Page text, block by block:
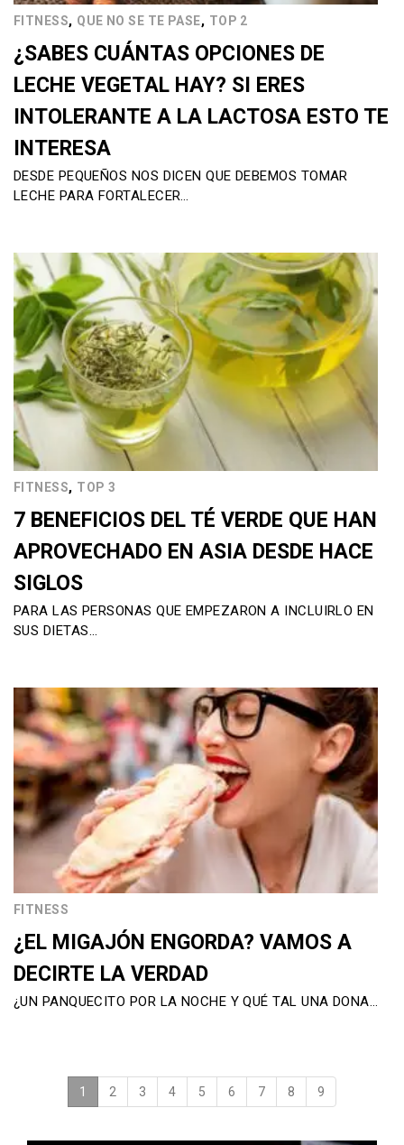
FITNESS, QUE NO SE TE PASE, TOP 2
¿SABES CUÁNTAS OPCIONES DE
LECHE VEGETAL HAY? SI ERES
INTOLERANTE A LA LACTOSA ESTO TE
INTERESA
DESDE PEQUEÑOS NOS DICEN QUE DEBEMOS TOMAR
LECHE PARA FORTALECER…
FITNESS, TOP 3
7 BENEFICIOS DEL TÉ VERDE QUE HAN
APROVECHADO EN ASIA DESDE HACE
SIGLOS
PARA LAS PERSONAS QUE EMPEZARON A INCLUIRLO EN
SUS DIETAS…
FITNESS
¿EL MIGAJÓN ENGORDA? VAMOS A
DECIRTE LA VERDAD
¿UN PANQUECITO POR LA NOCHE Y QUÉ TAL UNA DONA…
1 (current)
2 3 4 5 6 7 8 9